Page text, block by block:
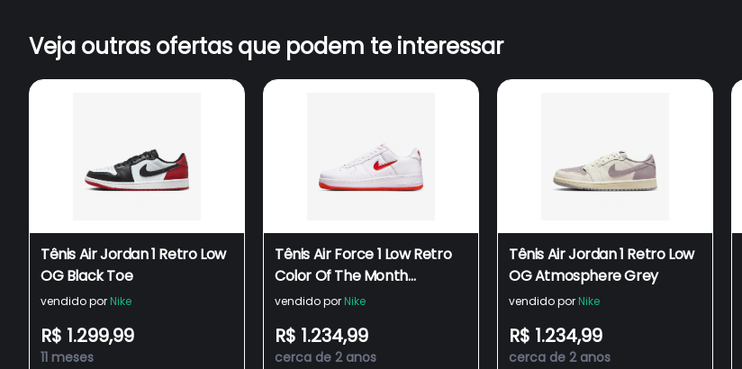
Veja outras ofertas que podem te interessar
Tênis Air Jordan 1 Retro Low
OG Black Toe
vendido por Nike
R$ 1.299,99
11 meses
Tênis Air Force 1 Low Retro
Color Of The Month
White/Red
vendido por Nike
R$ 1.234,99
cerca de 2 anos
Tênis Air Jordan 1 Retro Low
OG Atmosphere Grey
vendido por Nike
R$ 1.234,99
cerca de 2 anos